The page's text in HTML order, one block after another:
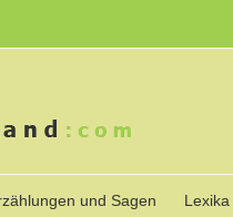
und Sagen Lexika